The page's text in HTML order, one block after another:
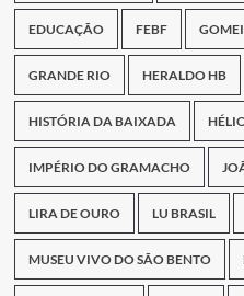
EDUCAÇÃO FEBF
GRANDE RIO HERALDO HB
HISTÓRIA DA BAIXADA
IMPÉRIO DO GRAMACHO
LIRA DE OURO LU BRASIL
MUSEU VIVO DO SÃO BENTO